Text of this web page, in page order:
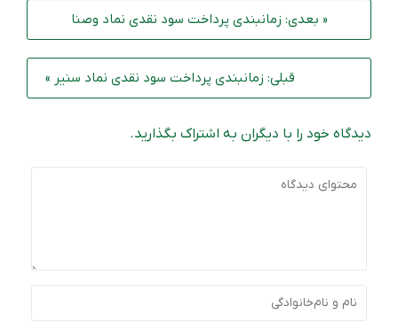
« بعدی: زمانبندی پرداخت سود نقدی نماد وصنا
قبلی: زمانبندی پرداخت سود نقدی نماد سنیر »
دیدگاه خود را با دیگران به اشتراک بگذارید.